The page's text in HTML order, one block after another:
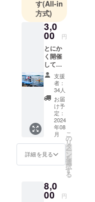
タースイミ
ングの大会
を通じて中
海をもっと
良くする私
たちの挑戦
にご賛同を
ご協賛を賜
りますよう
にお願い申
す。
す(All-in
方式)
3,0
00 円
とにか
く開催
してほ
しい！
そんな
あなた
へ （中
海ワン
アク
ショ
ン！）
お礼
メッ
セージ
支援
者：
34人
お届
け予
定：
2024
年08
月
詳細を見る
こ
の
リ
タ
ー
ン
を
選
択
す
る
8,0
00 円